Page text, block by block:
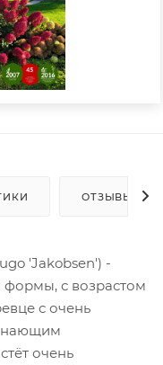
ОТЗЫВЫ
'Jakobsen') -
формы, с возрастом
с очень
очень